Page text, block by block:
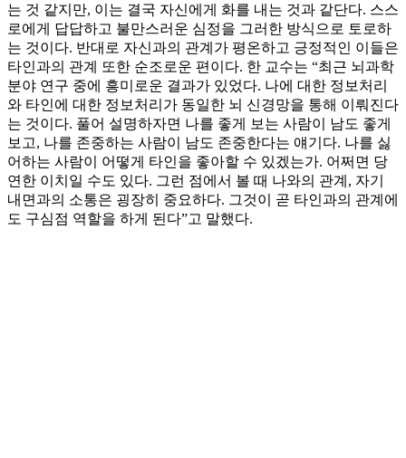
는 것 같지만, 이는 결국 자신에게 화를 내는 것과 같단다. 스스
로에게 답답하고 불만스러운 심정을 그러한 방식으로 토로하
는 것이다. 반대로 자신과의 관계가 평온하고 긍정적인 이들은
타인과의 관계 또한 순조로운 편이다. 한 교수는 “최근 뇌과학
분야 연구 중에 흥미로운 결과가 있었다. 나에 대한 정보처리
와 타인에 대한 정보처리가 동일한 뇌 신경망을 통해 이뤄진다
는 것이다. 풀어 설명하자면 나를 좋게 보는 사람이 남도 좋게
보고, 나를 존중하는 사람이 남도 존중한다는 얘기다. 나를 싫
어하는 사람이 어떻게 타인을 좋아할 수 있겠는가. 어쩌면 당
연한 이치일 수도 있다. 그런 점에서 볼 때 나와의 관계, 자기
내면과의 소통은 굉장히 중요하다. 그것이 곧 타인과의 관계에
도 구심점 역할을 하게 된다”고 말했다.